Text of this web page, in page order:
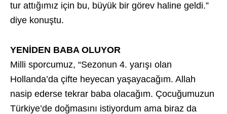
tur attığımız için bu, büyük bir görev haline geldi.”
diye konuştu.
YENİDEN BABA OLUYOR
Milli sporcumuz, “Sezonun 4. yarışı olan
Hollanda’da çifte heyecan yaşayacağım. Allah
nasip ederse tekrar baba olacağım. Çocuğumuzun
Türkiye’de doğmasını istiyordum ama biraz da